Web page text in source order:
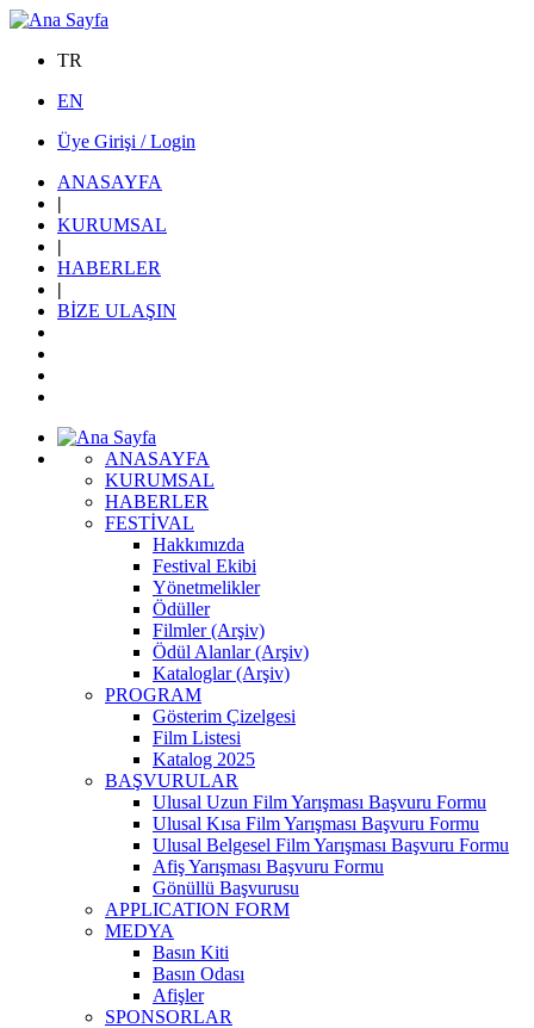
TR
EN
Üye Girişi / Login
ANASAYFA
|
KURUMSAL
|
HABERLER
|
BİZE ULAŞIN
ANASAYFA
KURUMSAL
HABERLER
FESTİVAL
Hakkımızda
Festival Ekibi
Yönetmelikler
Ödüller
Filmler (Arşiv)
Ödül Alanlar (Arşiv)
Kataloglar (Arşiv)
PROGRAM
Gösterim Çizelgesi
Film Listesi
Katalog 2025
BAŞVURULAR
Ulusal Uzun Film Yarışması Başvuru Formu
Ulusal Kısa Film Yarışması Başvuru Formu
Ulusal Belgesel Film Yarışması Başvuru Formu
Afiş Yarışması Başvuru Formu
Gönüllü Başvurusu
APPLICATION FORM
MEDYA
Basın Kiti
Basın Odası
Afişler
SPONSORLAR